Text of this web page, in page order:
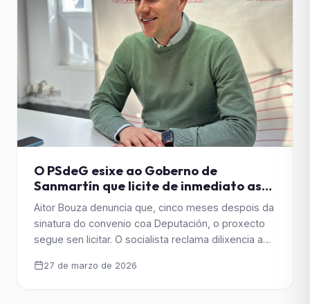
O PSdeG esixe ao Goberno de
Sanmartín que licite de inmediato as
obras do Vero Boquete e reclama máis
implicación da Xunta nas
infraestruturas deportivas
Aitor Bouza denuncia que, cinco meses despois da
sinatura do convenio coa Deputación, o proxecto
segue sen licitar. O socialista reclama dilixencia ao
ombreiro” e invista en Santiago como fai noutras
27 de marzo de 2026